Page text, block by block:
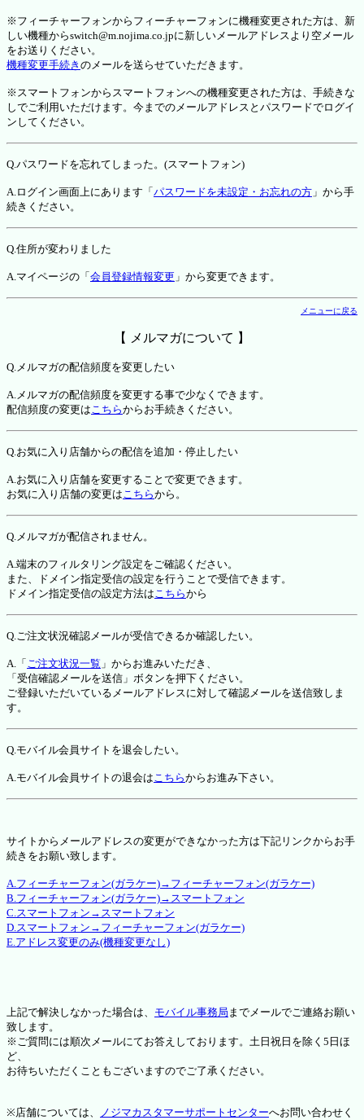
※フィーチャーフォンからフィーチャーフォンに機種変更された方は、新
しい機種からswitch@m.nojima.co.jpに新しいメールアドレスより空メール
をお送りください。
機種変更手続き のメールを送らせていただきます。
※スマートフォンからスマートフォンへの機種変更された方は、手続きな
しでご利用いただけます。今までのメールアドレスとパスワードでログイ
ンしてください。
Q.パスワードを忘れてしまった。(スマートフォン)
A.ログイン画面上にあります「 パスワードを未設定・お忘れの方 」から手
続きください。
Q.住所が変わりました
A.マイページの「 会員登録情報変更 」から変更できます。
メニューに戻る
【 メルマガについて 】
Q.メルマガの配信頻度を変更したい
A.メルマガの配信頻度を変更する事で少なくできます。
配信頻度の変更はこちらからお手続きください。
Q.お気に入り店舗からの配信を追加・停止したい
A.お気に入り店舗を変更することで変更できます。
お気に入り店舗の変更はこちらから。
Q.メルマガが配信されません。
A.端末のフィルタリング設定をご確認ください。
また、ドメイン指定受信の設定を行うことで受信できます。
ドメイン指定受信の設定方法はこちらから
Q.ご注文状況確認メールが受信できるか確認したい。
A.「 ご注文状況一覧 」からお進みいただき、
「受信確認メールを送信」ボタンを押下ください。
ご登録いただいているメールアドレスに対して確認メールを送信致しま
す。
Q.モバイル会員サイトを退会したい。
A.モバイル会員サイトの退会はこちらからお進み下さい。
サイトからメールアドレスの変更ができなかった方は下記リンクからお手
続きをお願い致します。
A.フィーチャーフォン(ガラケー)→フィーチャーフォン(ガラケー)
B.フィーチャーフォン(ガラケー)→スマートフォン
C.スマートフォン→スマートフォン
D.スマートフォン→フィーチャーフォン(ガラケー)
E.アドレス変更のみ(機種変更なし)
上記で解決しなかった場合は、 モバイル事務局 までメールでご連絡お願い
致します。
※ご質問には順次メールにてお答えしております。土日祝日を除く5日ほ
ど、
お待ちいただくこともございますのでご了承ください。
※店舗については、 ノジマカスタマーサポートセンターへお問い合わせく